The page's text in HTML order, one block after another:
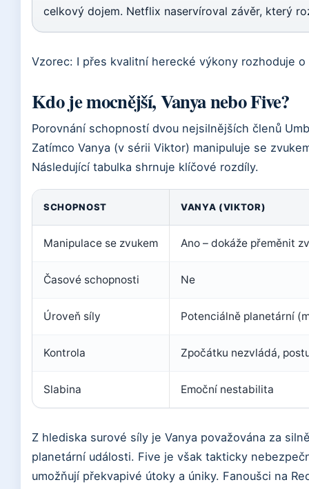
celkový dojem. Netflix naservíroval závěr, který
Vzorec: I přes kvalitní herecké výkony rozhoduje
Kdo je mocnější, Vanya nebo Five?
Porovnání schopností dvou nejsilnějších členů
Zatímco Vanya (v sérii Viktor) manipuluje se
Následující tabulka shrnuje klíčové rozdíly.
SCHOPNOST VANYA (VIKTOR)
Manipulace se zvukem Ano – dokáže přeměnit
Časové schopnosti Ne
Úroveň síly Potenciálně planetární
Kontrola Zpočátku nezvládá,
Slabina Emoční nestabilita
Z hlediska surové síly je Vanya považována za
planetární události. Five je však takticky
umožňují překvapivé útoky a úniky. Fanoušci na